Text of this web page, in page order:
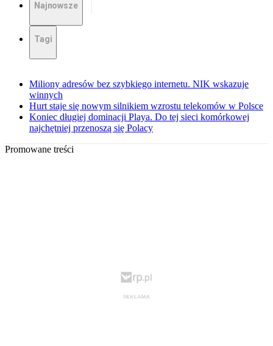
Najnowsze
Tagi
Miliony adresów bez szybkiego internetu. NIK wskazuje
winnych
Hurt staje się nowym silnikiem wzrostu telekomów w Polsce
Koniec długiej dominacji Playa. Do tej sieci komórkowej
najchętniej przenoszą się Polacy
Promowane treści